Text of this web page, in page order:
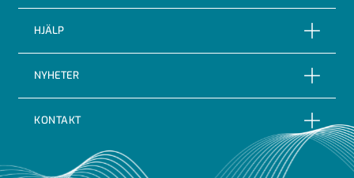
Om företaget
Vår Historia
Code of conduct
HJÄLP
Reklamationer
Returer
Leveransvillkor
NYHETER
Nyheter
KONTAKT
GPA Flowsystem AB